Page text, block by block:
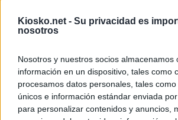
Kiosko.net - Su privacidad es
nosotros
Nosotros y nuestros socios almacenamos
información en un dispositivo, tales como
procesamos datos personales, tales
únicos e información estándar enviada
para personalizar contenidos y anuncios,
© Kiosko.net Aviso Legal Privacidad y